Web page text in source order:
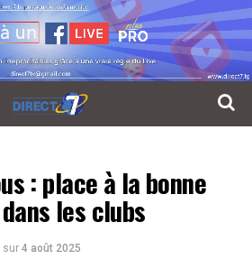
: place à la bonne
les clubs
sur 4 août 2025